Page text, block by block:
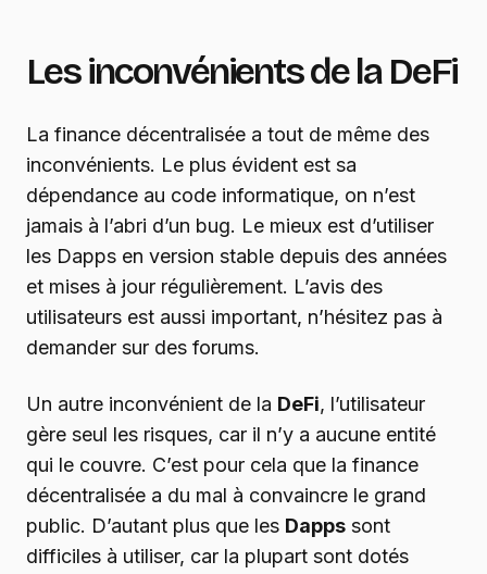
Les inconvénients de la DeFi
La finance décentralisée a tout de même des
inconvénients. Le plus évident est sa
dépendance au code informatique, on n’est
jamais à l’abri d’un bug. Le mieux est d’utiliser
les Dapps en version stable depuis des années
et mises à jour régulièrement. L’avis des
utilisateurs est aussi important, n’hésitez pas à
demander sur des forums.
Un autre inconvénient de la DeFi, l’utilisateur
gère seul les risques, car il n’y a aucune entité
qui le couvre. C’est pour cela que la finance
décentralisée a du mal à convaincre le grand
public. D’autant plus que les Dapps sont
difficiles à utiliser, car la plupart sont dotés